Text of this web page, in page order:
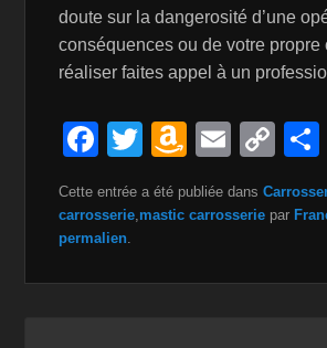
doute sur la dangerosité d’une
conséquences ou de votre propre
réaliser faites appel à un
F
c
e
b
T
tt
A
a
o
E
ail
C
p
Li
Cette entrée a été publiée dans
carrosserie mastic carrosserie par
permalien